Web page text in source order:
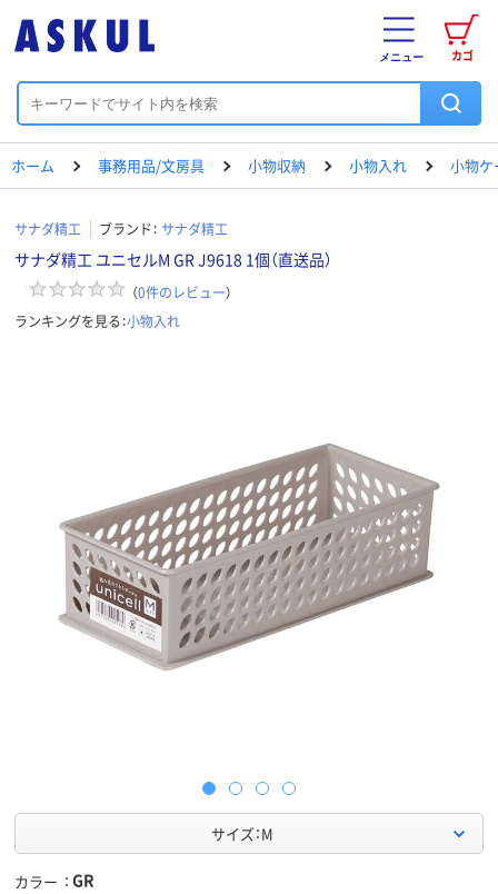
カゴ
メニュー
ホーム 事務用品/文房具 小物収納 小物入れ 小物ケ
サナダ精工 ブランド： サナダ精工
サナダ精工 ユニセルM GR J9618 1個（直送品）
（0件のレビュー）
ランキングを見る：小物入れ
サイズ：M
カラー GR